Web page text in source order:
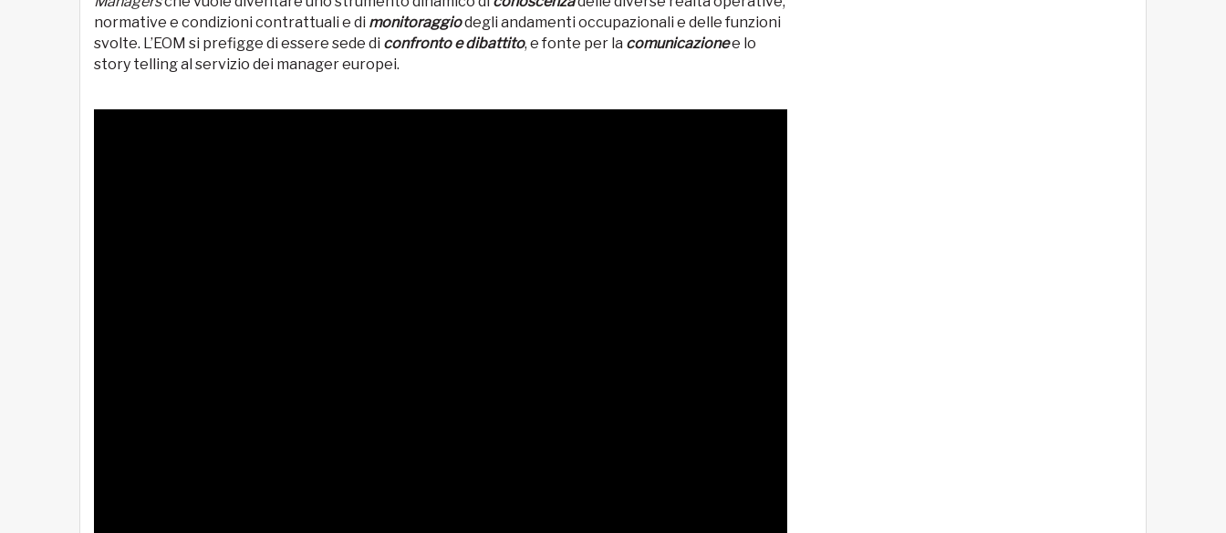
normative e condizioni contrattuali e di monitoraggiodegli andamenti occupazionali e delle funzioni
svolte. L’EOM si prefigge di essere sede di confronto e dibattito, e fonte per la comunicazionee lo
story telling al servizio dei manager europei.